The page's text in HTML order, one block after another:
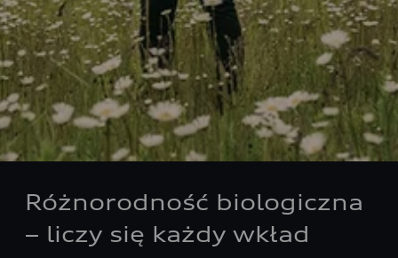
Różnorodność biologiczna
– liczy się każdy wkład